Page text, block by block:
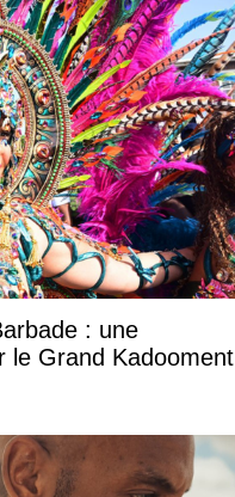
: une
le Grand Kadooment